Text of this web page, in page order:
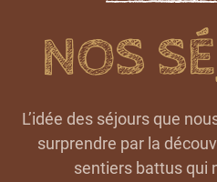
CUISINE
NOS
L’idée des séjours que
surprendre par la
sentiers battus qui